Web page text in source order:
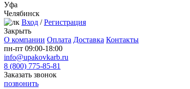
Уфа
Челябинск
Вход / Регистрация
Закрыть
О компании Оплата Доставка Контакты
пн-пт 09:00-18:00
info@upakovkarb.ru
8 (800) 775-85-81
Заказать звонок
позвонить